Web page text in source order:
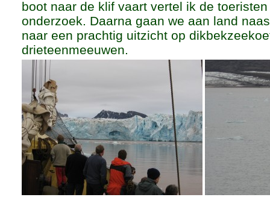
boot naar de klif vaart vertel ik de
onderzoek. Daarna gaan we aan land
naar een prachtig uitzicht op
drieteenmeeuwen.